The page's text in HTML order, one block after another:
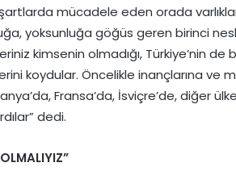
mücadele eden orada
yoksunluğa göğüs geren birinci
kimsenin olmadığı, Türkiye’nin
koydular. Öncelikle inançlarına ve
Fransa’da, İsviçre’de, diğer
dedi.